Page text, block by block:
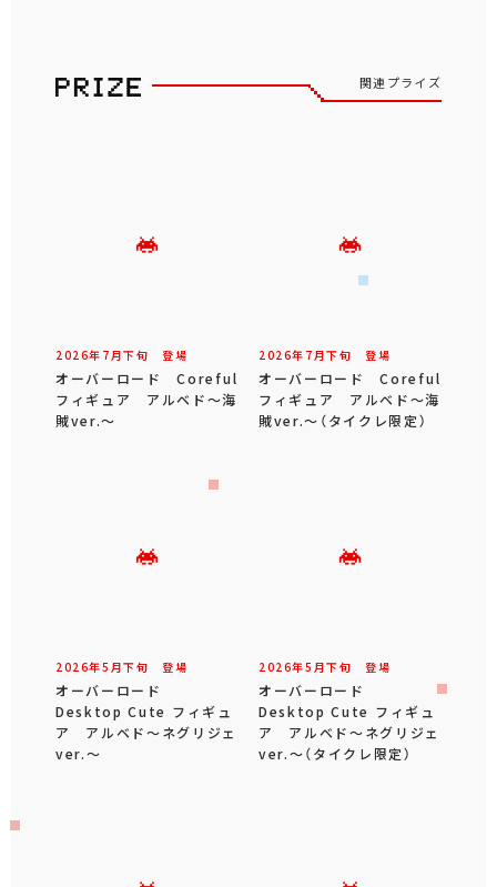
関連プライズ
2026年 7 月下旬 登場
オーバーロード Coreful
フィギュア アルベド～海
賊ver.～
2026年 7 月下旬 登場
オーバーロード Coreful
フィギュア アルベド～海
賊ver.～（タイクレ限定）
2026年5 月下旬 登場
オーバーロード
Desktop Cute フィギュ
ア アルベド～ネグリジェ
ver.～
2026年5 月下旬 登場
オーバーロード
Desktop Cute フィギュ
ア アルベド～ネグリジェ
ver.～（タイクレ限定）